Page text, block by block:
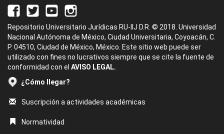
Repositorio Universitario Jurídicas RU-IIJ D.R. © 2018. Universidad
Nacional Autónoma de México, Ciudad Universitaria, Coyoacán, C.
P. 04510, Ciudad de México, México. Este sitio web puede ser
utilizado con fines no lucrativos siempre que se cite la fuente de
conformidad con el AVISO LEGAL.
¿Cómo llegar?
Suscripción a actividades académicas
Normatividad